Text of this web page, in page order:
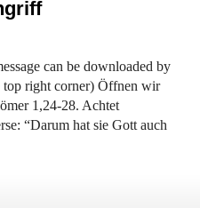
can be downloaded by
right corner) Öffnen wir
1,24-28. Achtet
“Darum hat sie Gott auch